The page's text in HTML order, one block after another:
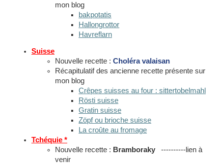
mon blog
bakpotatis
Hallongrottor
Havreflarn
Suisse
Nouvelle recette : Choléra valaisan
Récapitulatif des ancienne recette présente sur
mon blog
Crêpes suisses au four : sittertobelmahl
Rösti suisse
Gratin suisse
Zöpf ou brioche suisse
La croûte au fromage
Tchéquie *
Nouvelle recette : Bramboraky ----------lien à
venir